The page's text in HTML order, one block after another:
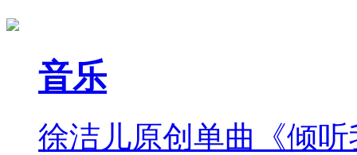
音乐
徐洁儿原创单曲《倾